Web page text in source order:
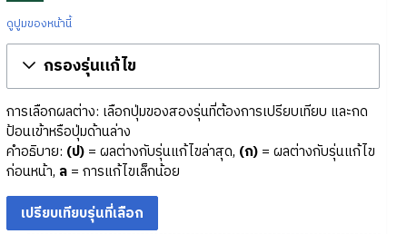
ดูปูมของหน้านี้
กรองรุ่นแก้ไข
การเลือกผลต่าง: เลือกปุ่มของสองรุ่นที่ต้องการเปรียบเทียบ และกด
ป้อนเข้าหรือปุ่มด้านล่าง
คำอธิบาย: (ป)= ผลต่างกับรุ่นแก้ไขล่าสุด, (ก)= ผลต่างกับรุ่นแก้ไข
ก่อนหน้า, ล= การแก้ไขเล็กน้อย